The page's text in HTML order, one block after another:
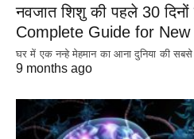
नवजात शिशु की पहले 30
Complete Guide for
घर में एक नन्हे मेहमान का आना दुनिया की
9 months ago